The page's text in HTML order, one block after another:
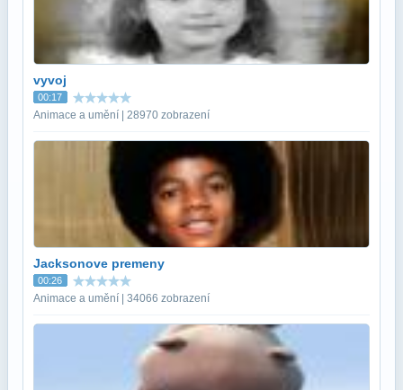
vyvoj
00:17
Animace a umění | 28970 zobrazení
Jacksonove premeny
00:26
Animace a umění | 34066 zobrazení